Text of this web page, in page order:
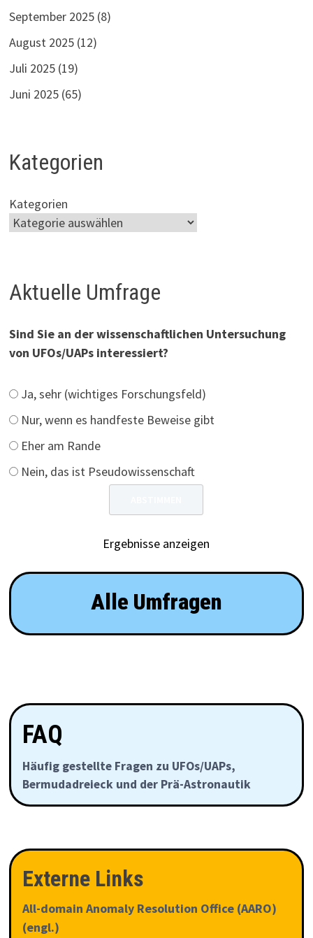
September 2025 (8)
August 2025 (12)
Juli 2025 (19)
Juni 2025 (65)
Kategorien
Kategorien
Aktuelle Umfrage
Sind Sie an der wissenschaftlichen Untersuchung
von UFOs/UAPs interessiert?
Ja, sehr (wichtiges Forschungsfeld)
Nur, wenn es handfeste Beweise gibt
Eher am Rande
Nein, das ist Pseudowissenschaft
Ergebnisse anzeigen
Alle Umfragen
FAQ
Häufig gestellte Fragen zu UFOs/UAPs,
Bermudadreieck und der Prä-Astronautik
Externe Links
All-domain Anomaly Resolution Office (AARO)
(engl.)